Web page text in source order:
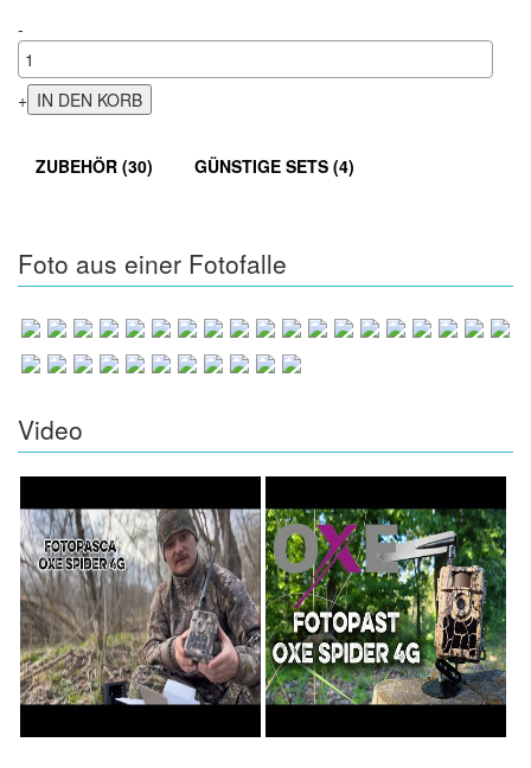
-
+
ZUBEHÖR (30) GÜNSTIGE SETS (4)
Foto aus einer Fotofalle
Video